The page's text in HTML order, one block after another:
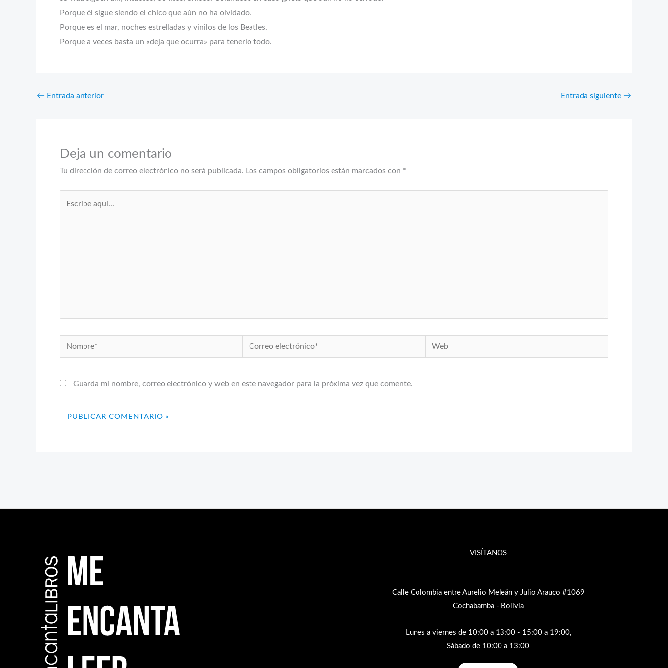
Porque él sigue siendo el chico que aún no ha olvidado.
Porque es el mar, noches estrelladas y vinilos de los Beatles.
Porque a veces basta un «deja que ocurra» para tenerlo todo.
← Entrada anterior Entrada siguiente →
Deja un comentario
Tu dirección de correo electrónico no será publicada. Los campos obligatorios están marcados con *
Nombre*
Correo
electrónico*
Web
Guarda mi nombre, correo electrónico y web en este navegador para la próxima vez que comente.
VISÍTANOS
Calle Colombia entre Aurelio Meleán y Julio Arauco #1069
Cochabamba - Bolivia
Lunes a viernes de 10:00 a 13:00 - 15:00 a 19:00,
Sábado de 10:00 a 13:00